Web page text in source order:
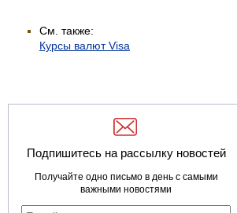
См. также:
Курсы валют Visa
Подпишитесь на рассылку новостей
Получайте одно письмо в день с самыми
важными новостями